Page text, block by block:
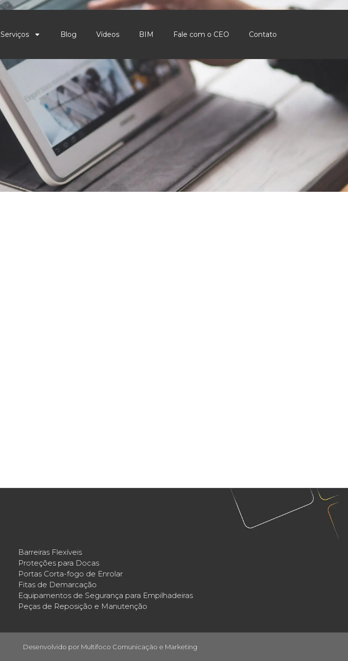
Serviços Blog Vídeos BIM Fale com o CEO Contato
Barreiras Flexíveis
Proteções para Docas
Portas Corta-fogo de Enrolar
Fitas de Demarcação
Equipamentos de Segurança para Empilhadeiras
Peças de Reposição e Manutenção
Desenvolvido por Multifoco Comunicação e Marketing